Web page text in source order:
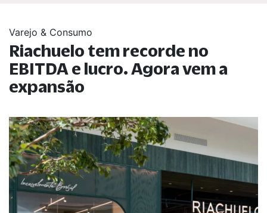
Varejo & Consumo
Riachuelo tem recorde no
EBITDA e lucro. Agora vem a
expansão